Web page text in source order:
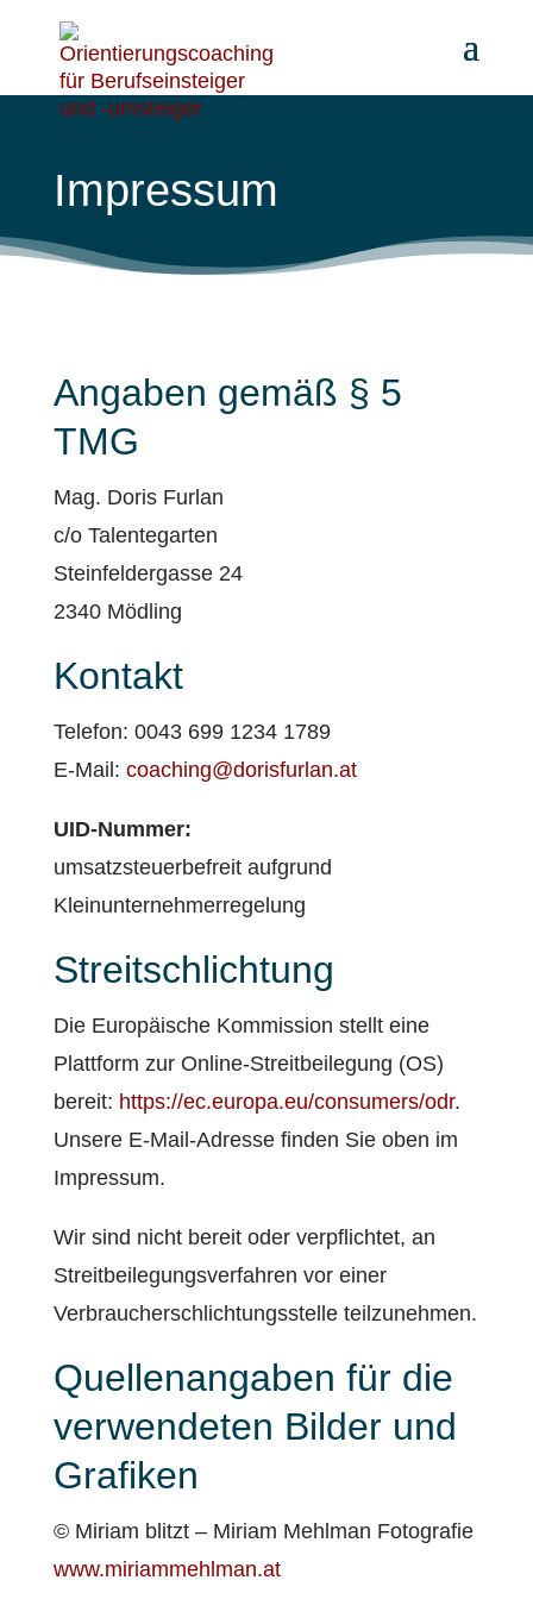
Impressum
Angaben gemäß § 5
TMG
Mag. Doris Furlan
c/o Talentegarten
Steinfeldergasse 24
2340 Mödling
Kontakt
Telefon: 0043 699 1234 1789
E-Mail: coaching@dorisfurlan.at
UID-Nummer:
umsatzsteuerbefreit aufgrund
Kleinunternehmerregelung
Streitschlichtung
Die Europäische Kommission stellt eine
Plattform zur Online-Streitbeilegung (OS)
bereit: https://ec.europa.eu/consumers/odr.
Unsere E-Mail-Adresse finden Sie oben im
Impressum.
Wir sind nicht bereit oder verpflichtet, an
Streitbeilegungsverfahren vor einer
Verbraucherschlichtungsstelle teilzunehmen.
Quellenangaben für die
verwendeten Bilder und
Grafiken
© Miriam blitzt – Miriam Mehlman Fotografie
www.miriammehlman.at